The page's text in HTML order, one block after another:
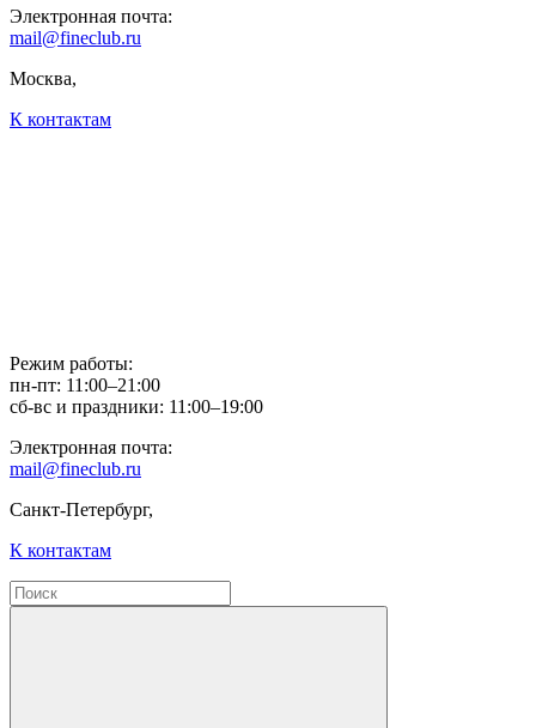
Электронная почта:
mail@fineclub.ru
Москва,
К контактам
Режим работы:
пн-пт: 11:00–21:00
сб-вс и праздники: 11:00–19:00
Электронная почта:
mail@fineclub.ru
Санкт-Петербург,
К контактам